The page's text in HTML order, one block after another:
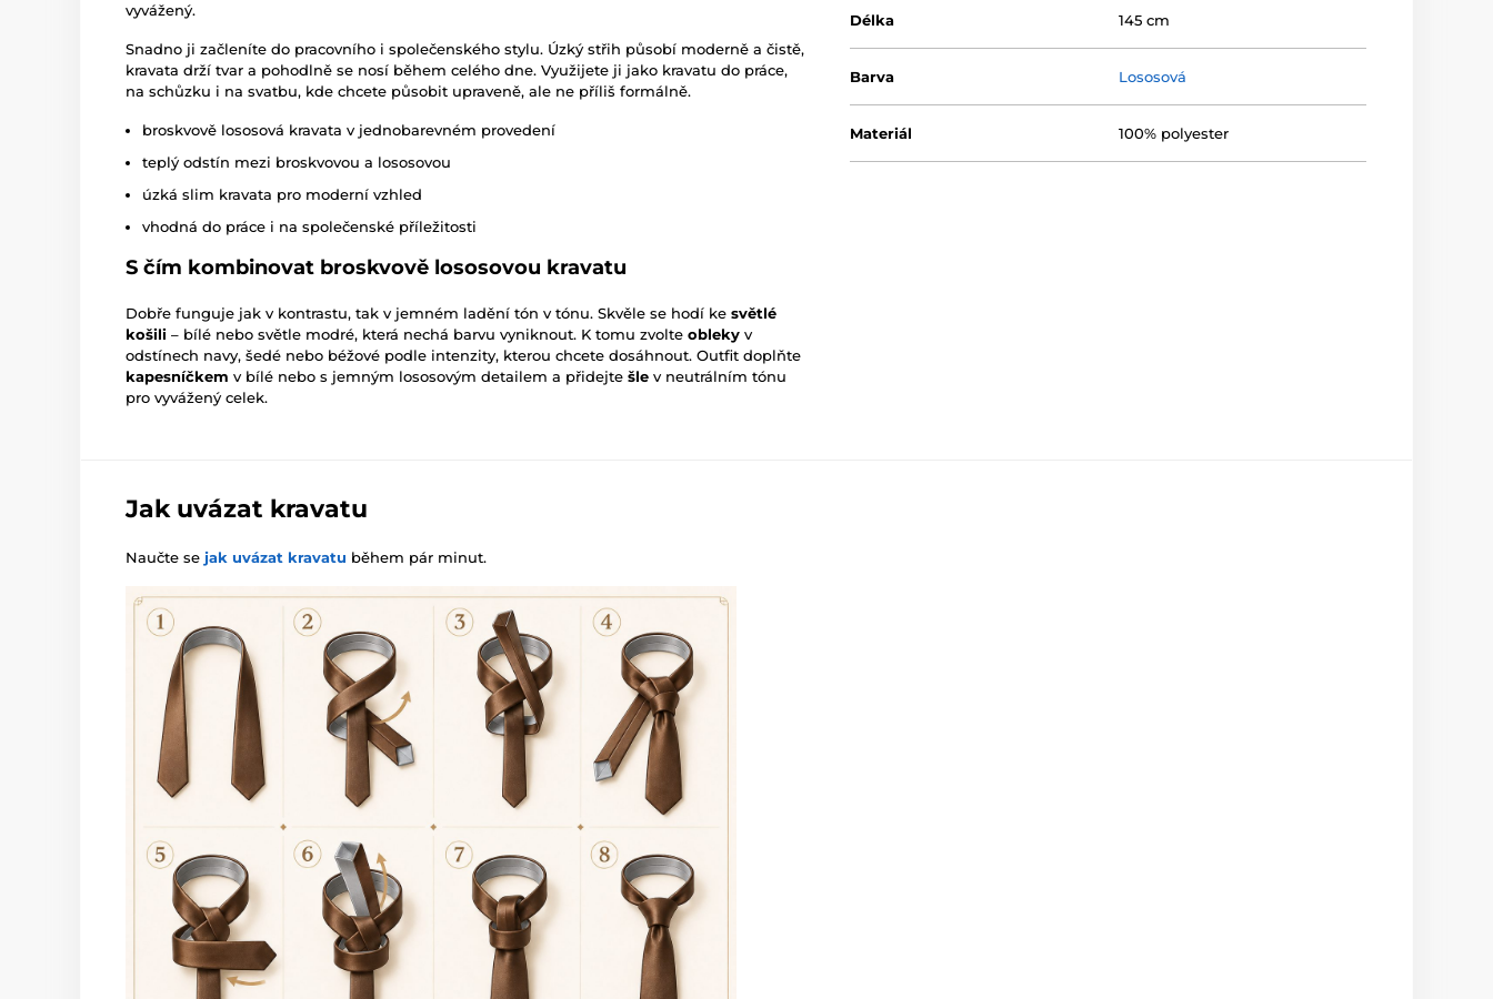
vyvážený.
Snadno ji začleníte do pracovního i společenského stylu. Úzký střih působí moderně a čistě,
kravata drží tvar a pohodlně se nosí během celého dne. Využijete ji jako kravatu do práce,
na schůzku i na svatbu, kde chcete působit upraveně, ale ne příliš formálně.
broskvově lososová kravata v jednobarevném provedení
teplý odstín mezi broskvovou a lososovou
úzká slim kravata pro moderní vzhled
vhodná do práce i na společenské příležitosti
S čím kombinovat broskvově lososovou kravatu
Dobře funguje jak v kontrastu, tak v jemném ladění tón v tónu. Skvěle se hodí ke světlé
košili – bílé nebo světle modré, která nechá barvu vyniknout. K tomu zvolte obleky v
odstínech navy, šedé nebo béžové podle intenzity, kterou chcete dosáhnout. Outfit doplňte
kapesníčkem v bílé nebo s jemným lososovým detailem a přidejte šle v neutrálním tónu
pro vyvážený celek.
Délka 145 cm
Barva Lososová
Materiál 100% polyester
Jak uvázat kravatu
Naučte se jak uvázat kravatu během pár minut.